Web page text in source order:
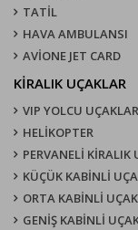
TATİL
HAVA AMBULANSI
AVİONE JET CARD
KIRALIK UÇAKLAR
VIP YOLCU
HELİKOPTER
PERVANELİ KİRALIK
KÜÇÜK KABİNLİ
ORTA KABİNLİ
GENİŞ KABİNLİ